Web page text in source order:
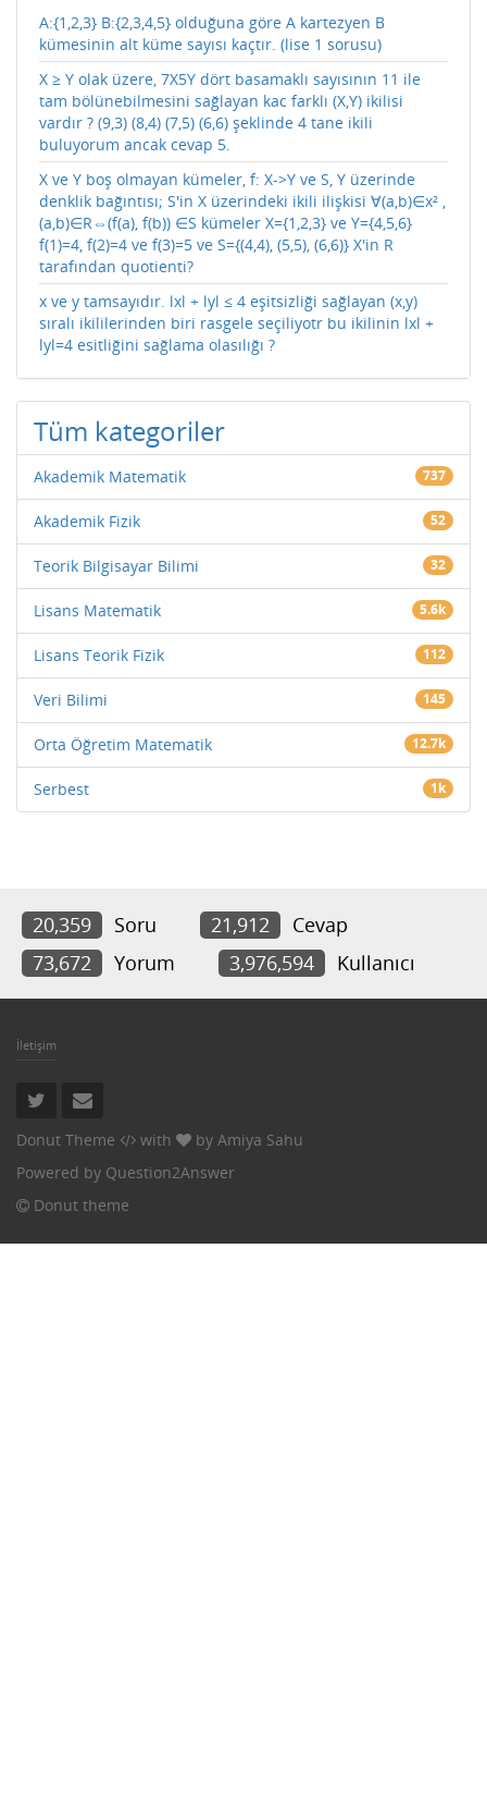
A:{1,2,3} B:{2,3,4,5} olduğuna göre A kartezyen B
kümesinin alt küme sayısı kaçtır. (lise 1 sorusu)
X ≥ Y olak üzere, 7X5Y dört basamaklı sayısının 11 ile
tam bölünebilmesini sağlayan kac farklı (X,Y) ikilisi
vardır ? (9,3) (8,4) (7,5) (6,6) şeklinde 4 tane ikili
buluyorum ancak cevap 5.
X ve Y boş olmayan kümeler, f: X->Y ve S, Y üzerinde
denklik bağıntısı; S'in X üzerindeki ikili ilişkisi ∀(a,b)∈x² ,
(a,b)∈R⇔(f(a), f(b)) ∈S kümeler X={1,2,3} ve Y={4,5,6}
f(1)=4, f(2)=4 ve f(3)=5 ve S={(4,4), (5,5), (6,6)} X'in R
tarafından quotienti?
x ve y tamsayıdır. lxl + lyl ≤ 4 eşitsizliği sağlayan (x,y)
sıralı ikililerinden biri rasgele seçiliyotr bu ikilinin lxl +
lyl=4 esitliğini sağlama olasılığı ?
Tüm kategoriler
Akademik Matematik 737
Akademik Fizik 52
Teorik Bilgisayar Bilimi 32
Lisans Matematik 5.6k
Lisans Teorik Fizik 112
Veri Bilimi 145
Orta Öğretim Matematik 12.7k
Serbest 1k
20,359 Soru 21,912
Cevap
73,672
Yorum 3,976,594 Kullanıcı
İletişim
Donut Theme with by Amiya Sahu
Powered by Question2Answer
Donut theme